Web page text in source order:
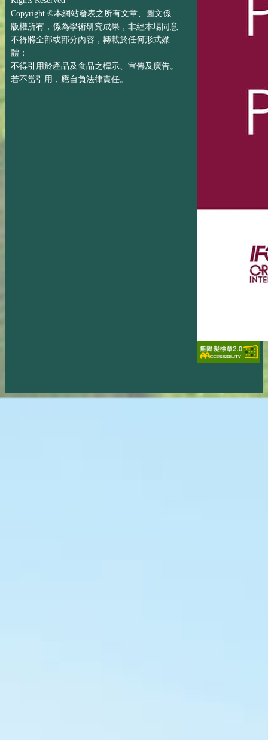
Copyright ©本網站發表之所有文章、圖文係
版權所有，係為學術研究成果，非經本場同意
不得將全部或部分內容，轉載於任何形式媒
體；
不得引用於產品及食品之標示、宣傳及廣告。
若不當引用，應自負法律責任。